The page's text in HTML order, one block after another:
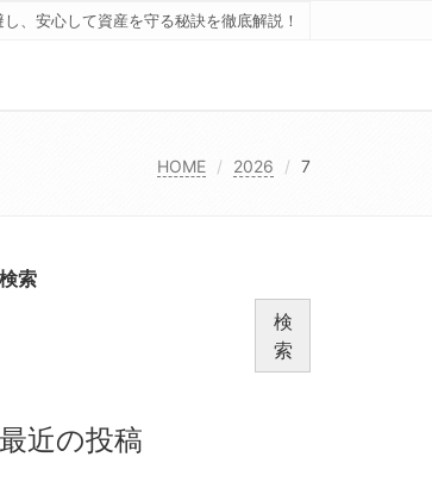
、安心して資産を守る秘訣を徹底解説！
HOME 2026 7
検索
検
索
最近の投稿